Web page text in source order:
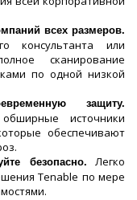
всех размеров.
консультанта или
сканирование
по одной низкой
защиту.
источники
обеспечивают
безопасно.
Легко
Tenable по мере